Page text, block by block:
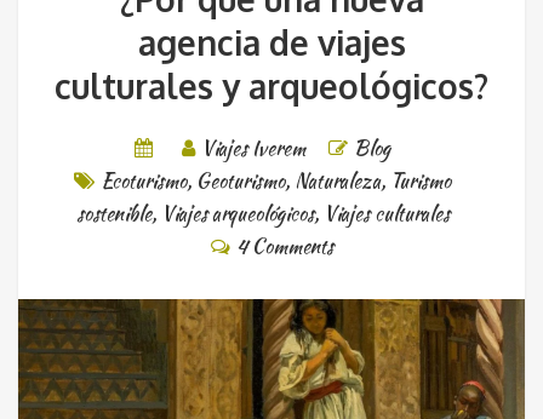
agencia de viajes
culturales y arqueológicos?
Viajes Iverem
Blog
Ecoturismo, Geoturismo, Naturaleza, Turismo
sostenible, Viajes arqueológicos, Viajes culturales
4 Comments